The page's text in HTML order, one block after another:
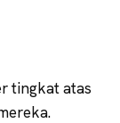
tingkat atas